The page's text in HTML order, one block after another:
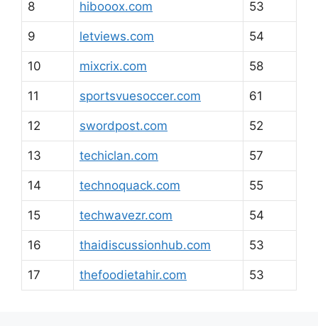
8 hibooox.com 53
9 letviews.com 54
10 mixcrix.com 58
11 sportsvuesoccer.com 61
12 swordpost.com 52
13 techiclan.com 57
14 technoquack.com 55
15 techwavezr.com 54
16 thaidiscussionhub.com 53
17 thefoodietahir.com 53